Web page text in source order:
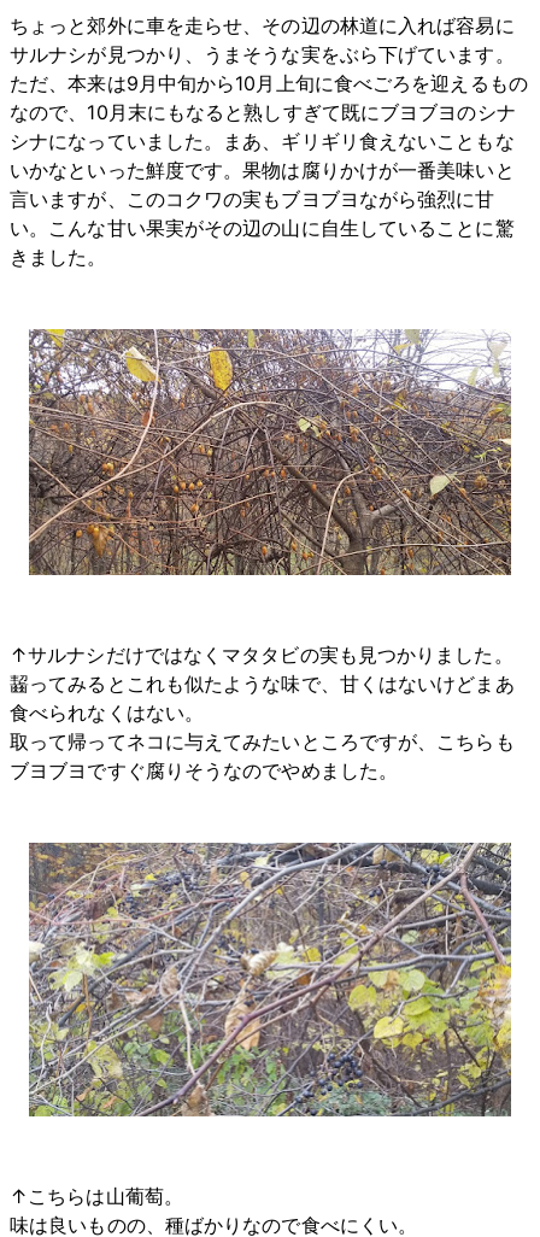
ちょっと郊外に車を走らせ、その辺の林道に入れば容易に
サルナシが見つかり、うまそうな実をぶら下げています。
ただ、本来は9月中旬から10月上旬に食べごろを迎えるもの
なので、10月末にもなると熟しすぎて既にブヨブヨのシナ
シナになっていました。まあ、ギリギリ食えないこともな
いかなといった鮮度です。果物は腐りかけが一番美味いと
言いますが、このコクワの実もブヨブヨながら強烈に甘
い。こんな甘い果実がその辺の山に自生していることに驚
きました。
↑サルナシだけではなくマタタビの実も見つかりました。
齧ってみるとこれも似たような味で、甘くはないけどまあ
食べられなくはない。
取って帰ってネコに与えてみたいところですが、こちらも
ブヨブヨですぐ腐りそうなのでやめました。
↑こちらは山葡萄。
味は良いものの、種ばかりなので食べにくい。